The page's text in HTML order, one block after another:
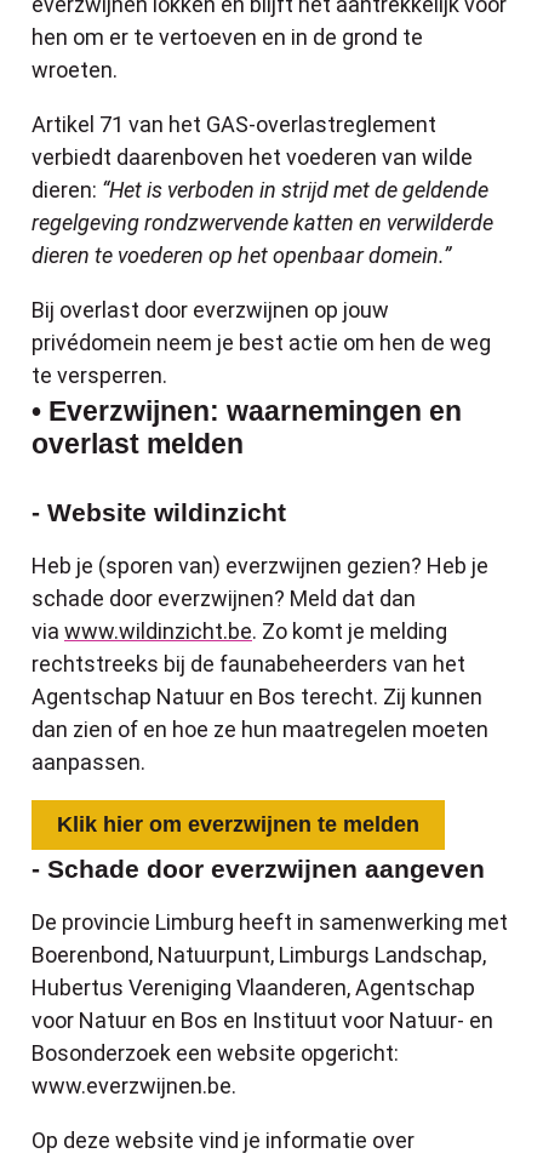
hen om er te vertoeven en in de grond te
wroeten.
Artikel 71 van het GAS-overlastreglement
verbiedt daarenboven het voederen van wilde
dieren: “Het is verboden in strijd met de geldende
regelgeving rondzwervende katten en verwilderde
dieren te voederen op het openbaar domein.”
Bij overlast door everzwijnen op jouw
privédomein neem je best actie om hen de weg
te versperren.
• Everzwijnen: waarnemingen en
overlast melden
- Website wildinzicht
Heb je (sporen van) everzwijnen gezien? Heb je
schade door everzwijnen? Meld dat dan
via www.wildinzicht.be. Zo komt je melding
rechtstreeks bij de faunabeheerders van het
Agentschap Natuur en Bos terecht. Zij kunnen
dan zien of en hoe ze hun maatregelen moeten
aanpassen.
Klik hier om everzwijnen te melden
- Schade door everzwijnen aangeven
De provincie Limburg heeft in samenwerking met
Boerenbond, Natuurpunt, Limburgs Landschap,
Hubertus Vereniging Vlaanderen, Agentschap
voor Natuur en Bos en Instituut voor Natuur- en
Bosonderzoek een website opgericht:
www.everzwijnen.be.
Op deze website vind je informatie over